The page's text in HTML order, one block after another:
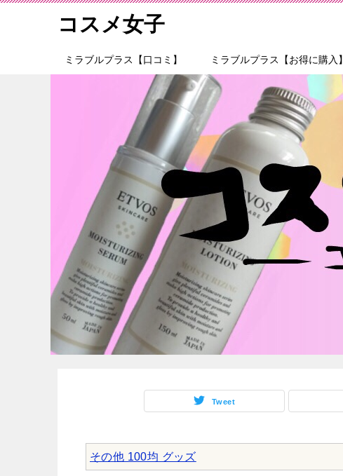
コスメ女子
ミラブルプラス【口コミ】 ミラブルプラス【お得に購入】
Tweet
その他 100均 グッズ